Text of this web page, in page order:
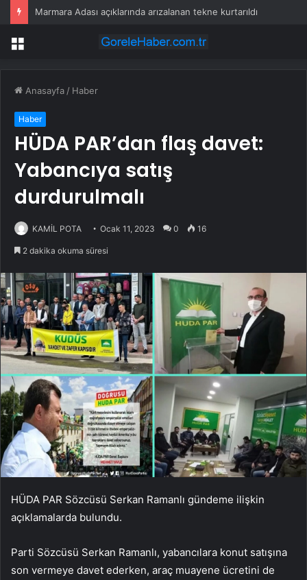
Marmara Adası açıklarında arızalanan tekne kurtarıldı
Menü
Anasayfa / Haber
Haber
HÜDA PAR’dan flaş davet:
Yabancıya satış
durdurulmalı
KAMİL POTA Ocak 11, 2023 0 16
2 dakika okuma süresi
HÜDA PAR Sözcüsü Serkan Ramanlı gündeme ilişkin
açıklamalarda bulundu.
Parti Sözcüsü Serkan Ramanlı, yabancılara konut satışına
son vermeye davet ederken, araç muayene ücretini de